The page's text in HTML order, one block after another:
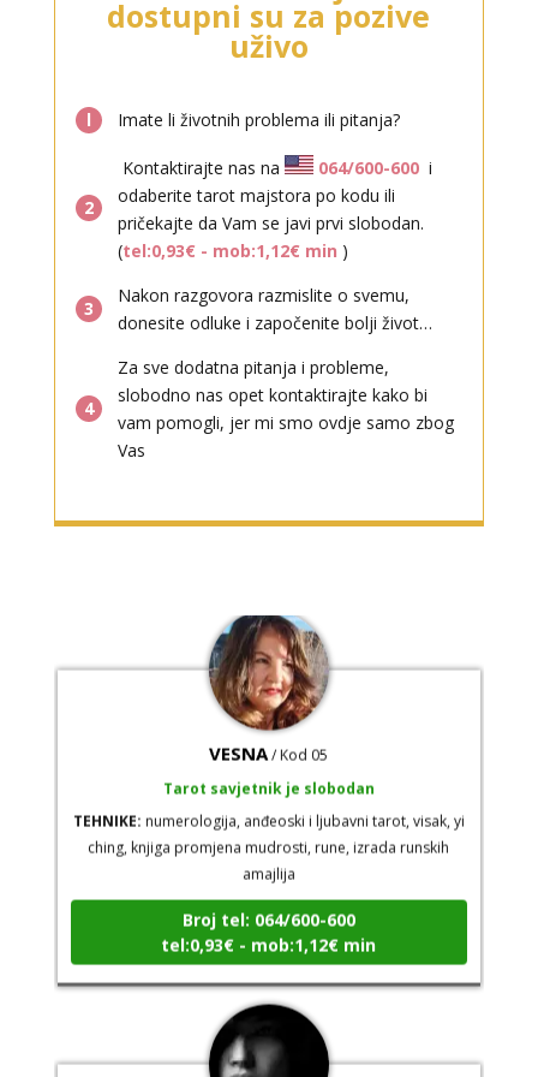
dostupni su za pozive
uživo
l Imate li životnih problema ili pitanja?
2
Kontaktirajte nas na 064/600-600 i
odaberite tarot majstora po kodu ili
pričekajte da Vam se javi prvi slobodan.
(tel:0,93€ - mob:1,12€ min )
3
Nakon razgovora razmislite o svemu,
donesite odluke i započenite bolji život…
4
Za sve dodatna pitanja i probleme,
slobodno nas opet kontaktirajte kako bi
vam pomogli, jer mi smo ovdje samo zbog
Vas
Tarot savjetnik je zauzet
sudbinske karte, anđeoske poruke
tel:0,93€ - mob:1,12€ min
ELA / Kod 151
TEHNIKE: astrologija, tarot, numerološki tarot, visak, feng
shui numerologija, anđeoski brojevi, tumačenje snova,
rune, kristali, reiki, terapija bojama, anđeoske karte,
VESNA/ Kod 05
numerologija, anđeoski i ljubavni tarot, visak, yi
ching, knjiga promjena mudrosti, rune, izrada runskih
amajlija
Broj tel: 064/600-600
tel:0,93€ - mob:1,12€ min